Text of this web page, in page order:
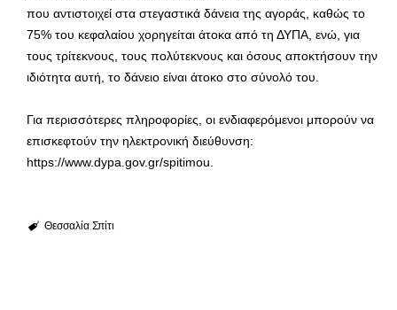
που αντιστοιχεί στα στεγαστικά δάνεια της αγοράς, καθώς το
75% του κεφαλαίου χορηγείται άτοκα από τη ΔΥΠΑ, ενώ, για
τους τρίτεκνους, τους πολύτεκνους και όσους αποκτήσουν την
ιδιότητα αυτή, το δάνειο είναι άτοκο στο σύνολό του.
Για περισσότερες πληροφορίες, οι ενδιαφερόμενοι μπορούν να
επισκεφτούν την ηλεκτρονική διεύθυνση:
https://www.dypa.gov.gr/spitimou.
Θεσσαλία Σπίτι